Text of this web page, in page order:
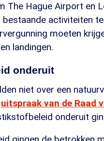
The Hague Airport en
bestaande activiteiten
moeten
landingen.
onderuit
niet over een
uitspraak van de Raad
onderuit